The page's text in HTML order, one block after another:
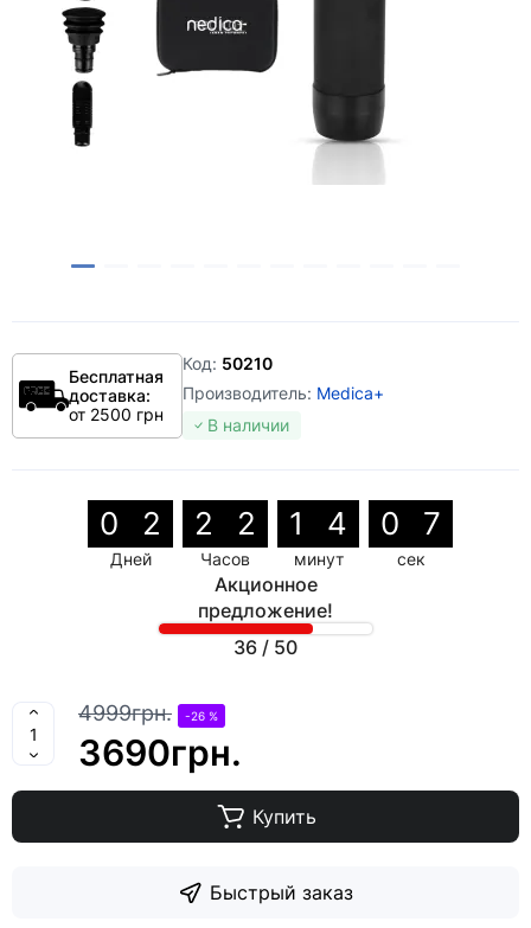
Бесплатная
доставка:
от 2500 грн
Код: 50210
Производитель: Medica+
В наличии
0 2
Дней
2 2
Часов
1 4
минут
0 6
сек
Акционное
предложение!
36 / 50
4999грн. -26 %
3690грн.
Купить
Быстрый заказ